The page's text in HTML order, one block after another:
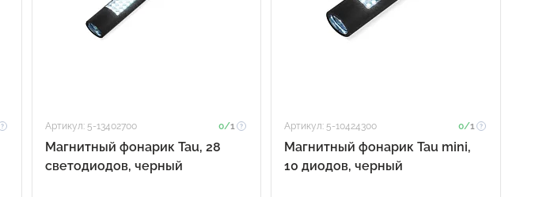
Артикул: 5-13402700 0/1
Магнитный фонарик Tau, 28
светодиодов, черный
Артикул: 5-10424300 0/1
Магнитный фонарик Tau mini,
10 диодов, черный